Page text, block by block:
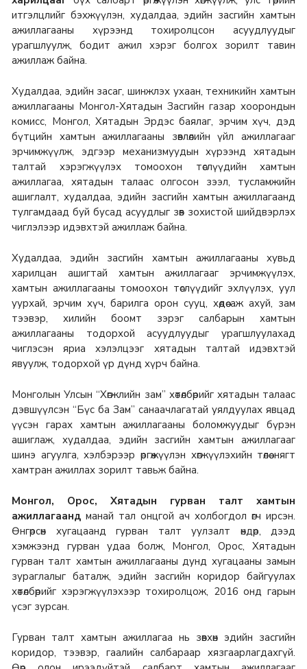
итгэлцлийг бэхжүүлэн, худалдаа, эдийн засгийн хамтын
ажиллагааны хүрээнд тохиролцсон асуудлуудыг
урагшлуулж, бодит ажил хэрэг болгох зорилт тавин
ажиллаж байна.
Худалдаа, эдийн засаг, шинжлэх ухаан, техникийн хамтын
ажиллагааны Монгол-Хятадын Засгийн газар хоорондын
комисс, Монгол, Хятадын Эрдэс баялаг, эрчим хүч, дэд
бүтцийн хамтын ажиллагааны зөвлөлийн үйл ажиллагааг
эрчимжүүлж, эдгээр механизмуудын хүрээнд хятадын
талтай хэрэгжүүлэх томоохон төслүүдийн хамтын
ажиллагаа, хятадын талаас олгосон зээл, тусламжийн
ашиглалт, худалдаа, эдийн засгийн хамтын ажиллагаанд
тулгамдаад буй бусад асуудлыг зөв зохистой шийдвэрлэх
чиглэлээр идэвхтэй ажиллаж байна.
Худалдаа, эдийн засгийн хамтын ажиллагааны хувьд
харилцан ашигтай хамтын ажиллагааг эрчимжүүлэх,
хамтын ажиллагааны томоохон төслүүдийг эхлүүлэх, уул
уурхай, эрчим хүч, барилга орон сууц, хөдөө аж ахуй, зам
тээвэр, хилийн боомт зэрэг салбарын хамтын
ажиллагааны тодорхой асуудлуудыг урагшлуулахад
чиглэсэн яриа хэлэлцээг хятадын талтай идэвхтэй
явуулж, тодорхой үр дүнд хүрч байна.
Монголын Улсын “Хөгжлийн зам” хөтөлбөрийг хятадын талаас
дэвшүүлсэн “Бүс ба Зам” санаачлагатай уялдуулах явцад
үүсэн гарах хамтын ажиллагааны боломжуудыг бүрэн
ашиглаж, худалдаа, эдийн засгийн хамтын ажиллагааг
шинэ агуулга, хэлбэрээр өргөжүүлэн хөгжүүлэхийн төлөө нягт
хамтран ажиллах зорилт тавьж байна.
Монгол, Орос, Хятадын гурван талт хамтын
ажиллагаанд манай тал онцгой ач холбогдол өгч ирсэн.
Өнгөрсөн хугацаанд гурван талт уулзалт өндөр, дээд
хэмжээнд гурван удаа болж, Монгол, Орос, Хятадын
гурван талт хамтын ажиллагааны дунд хугацааны замын
зураглалыг баталж, эдийн засгийн коридор байгуулах
хөтөлбөрийг хэрэгжүүлэхээр тохиролцож, 2016 онд гарын
үсэг зурсан.
Гурван талт хамтын ажиллагаа нь зөвхөн эдийн засгийн
коридор, тээвэр, гаалийн салбараар хязгаарлагдахгүй.